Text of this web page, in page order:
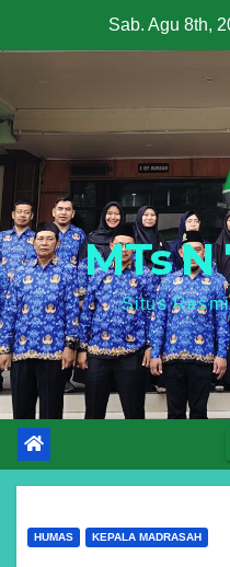
to
Sab. Agu 8th,
MTs
Situs
HUMAS KEPALA MADRASAH